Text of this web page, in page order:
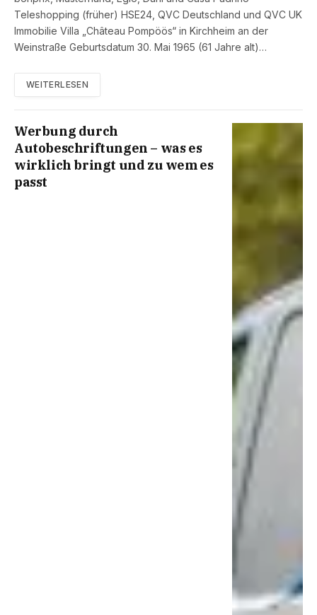
Teleshopping (früher) HSE24, QVC Deutschland und QVC UK
Immobilie Villa „Château Pompöös“ in Kirchheim an der
Weinstraße Geburtsdatum 30. Mai 1965 (61 Jahre alt)…
WEITERLESEN
Werbung durch
Autobeschriftungen – was es
wirklich bringt und zu wem es
passt